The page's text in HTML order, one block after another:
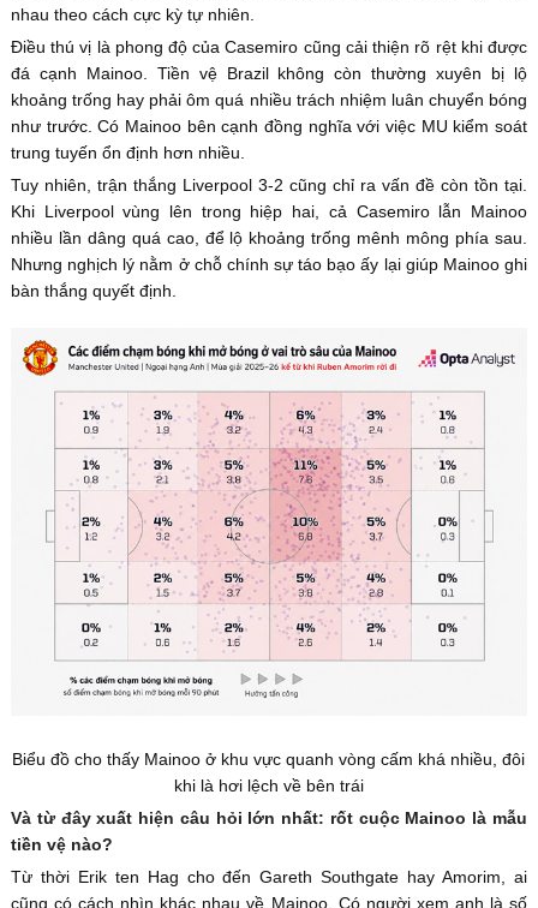
nhau theo cách cực kỳ tự nhiên.
Điều thú vị là phong độ của Casemiro cũng cải thiện rõ rệt khi được
đá cạnh Mainoo. Tiền vệ Brazil không còn thường xuyên bị lộ
khoảng trống hay phải ôm quá nhiều trách nhiệm luân chuyển bóng
như trước. Có Mainoo bên cạnh đồng nghĩa với việc MU kiểm soát
trung tuyến ổn định hơn nhiều.
Tuy nhiên, trận thắng Liverpool 3-2 cũng chỉ ra vấn đề còn tồn tại.
Khi Liverpool vùng lên trong hiệp hai, cả Casemiro lẫn Mainoo
nhiều lần dâng quá cao, để lộ khoảng trống mênh mông phía sau.
Nhưng nghịch lý nằm ở chỗ chính sự táo bạo ấy lại giúp Mainoo ghi
bàn thắng quyết định.
Biểu đồ cho thấy Mainoo ở khu vực quanh vòng cấm khá nhiều, đôi
khi là hơi lệch về bên trái
Và từ đây xuất hiện câu hỏi lớn nhất: rốt cuộc Mainoo là mẫu
tiền vệ nào?
Từ thời Erik ten Hag cho đến Gareth Southgate hay Amorim, ai
cũng có cách nhìn khác nhau về Mainoo. Có người xem anh là số